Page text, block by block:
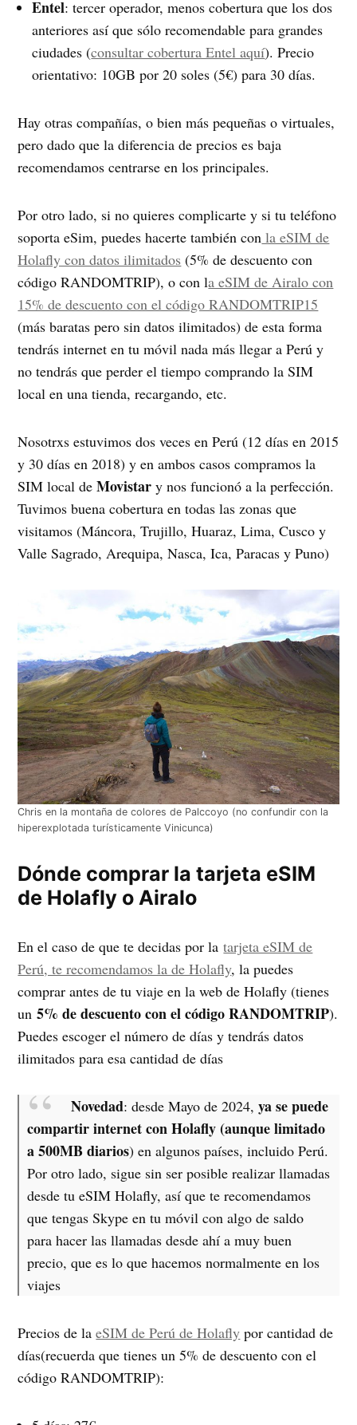
Entel: tercer operador, menos cobertura que los dos
anteriores así que sólo recomendable para grandes
ciudades (consultar cobertura Entel aquí). Precio
orientativo: 10GB por 20 soles (5€) para 30 días.
Hay otras compañías, o bien más pequeñas o virtuales,
pero dado que la diferencia de precios es baja
recomendamos centrarse en los principales.
Por otro lado, si no quieres complicarte y si tu teléfono
soporta eSim, puedes hacerte también con la eSIM de
Holafly con datos ilimitados (5% de descuento con
código RANDOMTRIP), o con la eSIM de Airalo con
15% de descuento con el código RANDOMTRIP15
(más baratas pero sin datos ilimitados) de esta forma
tendrás internet en tu móvil nada más llegar a Perú y
no tendrás que perder el tiempo comprando la SIM
local en una tienda, recargando, etc.
Nosotrxs estuvimos dos veces en Perú (12 días en 2015
y 30 días en 2018) y en ambos casos compramos la
SIM local deMovistar y nos funcionó a la perfección.
Tuvimos buena cobertura en todas las zonas que
visitamos (Máncora, Trujillo, Huaraz, Lima, Cusco y
Valle Sagrado, Arequipa, Nasca, Ica, Paracas y Puno)
Chris en la montaña de colores de Palccoyo (no confundir con la
hiperexplotada turísticamente Vinicunca)
Dónde comprar la tarjeta eSIM
de Holafly o Airalo
En el caso de que te decidas por latarjeta eSIM de
Perú, te recomendamos la de Holafly, la puedes
comprar antes de tu viaje en la web de Holafly (tienes
un5% de descuento con el código RANDOMTRIP).
Puedes escoger el número de días y tendrás datos
ilimitados para esa cantidad de días
Novedad: desde Mayo de 2024,ya se puede
compartir internet con Holafly (aunque limitado
a 500MB diarios) en algunos países, incluido Perú.
Por otro lado, sigue sin ser posible realizar llamadas
desde tu eSIM Holafly, así que te recomendamos
que tengas Skype en tu móvil con algo de saldo
para hacer las llamadas desde ahí a muy buen
precio, que es lo que hacemos normalmente en los
viajes
Precios de laeSIM de Perú de Holafly por cantidad de
días(recuerda que tienes un 5% de descuento con el
código RANDOMTRIP):